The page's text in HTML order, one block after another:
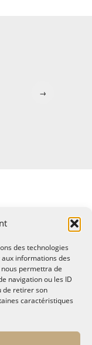
des technologies
informations des
permettra de
navigation ou les ID
de retirer son
caractéristiques
→
/ 1995-